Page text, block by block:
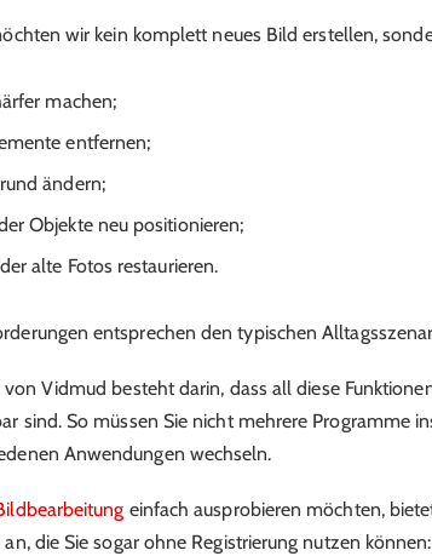
wir kein komplett neues Bild erstellen,
machen;
entfernen;
ändern;
Objekte neu positionieren;
alte Fotos restaurieren.
entsprechen den typischen
Vidmud besteht darin, dass all diese
sind. So müssen Sie nicht mehrere Programme
Anwendungen wechseln.
einfach ausprobieren möchten,
die Sie sogar ohne Registrierung nutzen können: